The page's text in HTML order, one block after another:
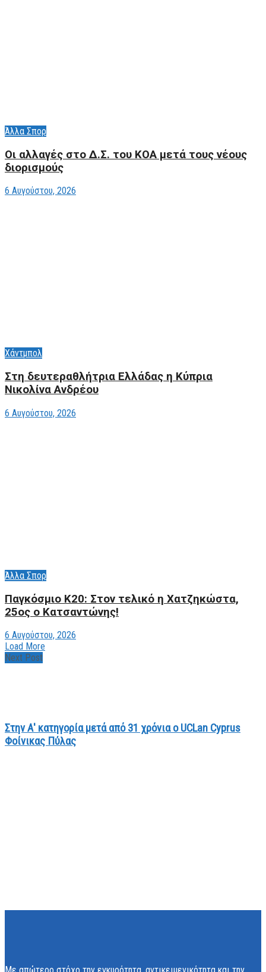
Άλλα Σπορ
Οι αλλαγές στο Δ.Σ. του ΚΟΑ μετά τους νέους
διορισμούς
6 Αυγούστου, 2026
Χάντμπολ
Στη δευτεραθλήτρια Ελλάδας η Κύπρια
Νικολίνα Ανδρέου
6 Αυγούστου, 2026
Άλλα Σπορ
Παγκόσμιο Κ20: Στον τελικό η Χατζηκώστα,
25ος ο Κατσαντώνης!
6 Αυγούστου, 2026
Load More
Next Post
Στην Α' κατηγορία μετά από 31 χρόνια ο UCLan Cyprus
Φοίνικας Πύλας
Με απώτερο στόχο την εγκυρότητα, αντικειμενικότητα και την